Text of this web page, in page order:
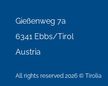
Gießenweg 7a
6341 Ebbs/Tirol
Austria
All rights reserved 2026 © Tirolia